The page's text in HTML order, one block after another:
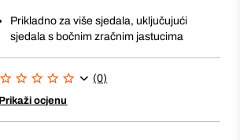
Prikladno za više sjedala, uključujući
sjedala s bočnim zračnim jastucima
(0)
Prikaži ocjenu